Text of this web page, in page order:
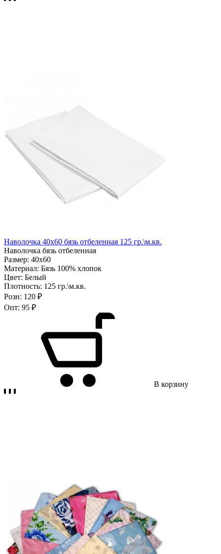
Наволочка 40х60 бязь отбеленная 125 гр.\м.кв.
Наволочка бязь отбеленная
Размер: 40х60
Материал: Бязь 100% хлопок
Цвет: Белый
Плотность: 125 гр.\м.кв.
Розн: 120 ₽
Опт: 95 ₽
В корзину